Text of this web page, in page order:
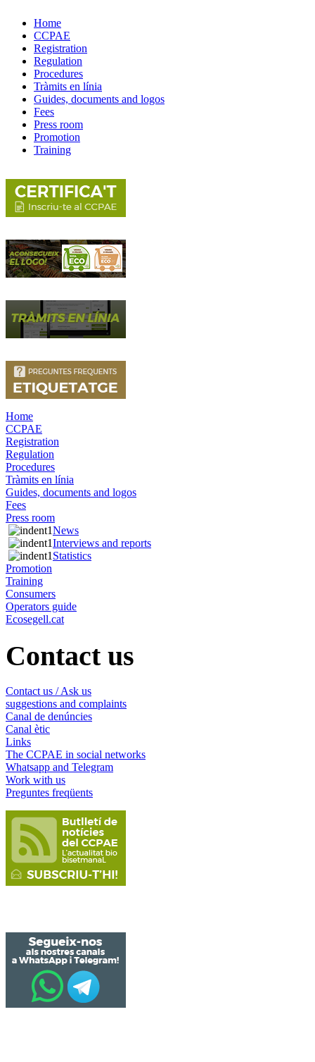
Home
CCPAE
Registration
Regulation
Procedures
Tràmits en línia
Guides, documents and logos
Fees
Press room
Promotion
Training
Home
CCPAE
Registration
Regulation
Procedures
Tràmits en línia
Guides, documents and logos
Fees
Press room
News
Interviews and reports
Statistics
Promotion
Training
Consumers
Operators guide
Ecosegell.cat
Contact us
Contact us / Ask us
suggestions and complaints
Canal de denúncies
Canal ètic
Links
The CCPAE in social networks
Whatsapp and Telegram
Work with us
Preguntes freqüents